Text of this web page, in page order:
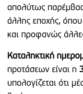
απολύτως
άλλης εποχής,
και προφανώς
Καταληκτική
προτάσεων είναι η
υπολογίζεται ότι